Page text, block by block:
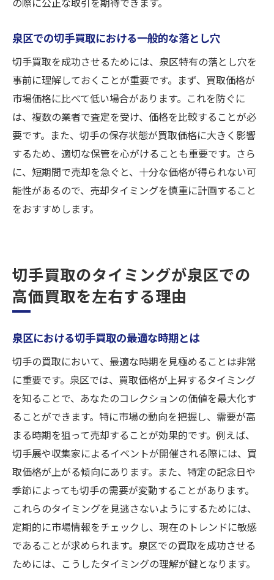
泉区での切手買取における一般的な落とし穴
切手買取を成功させるためには、泉区特有の落とし穴を
事前に理解しておくことが重要です。まず、買取価格が
市場価格に比べて低い場合があります。これを防ぐに
は、複数の業者で査定を受け、価格を比較することが必
要です。また、切手の保存状態が買取価格に大きく影響
するため、適切な保管を心がけることも重要です。さら
に、短期間で売却を急ぐと、十分な価格が得られない可
能性があるので、売却タイミングを慎重に計画すること
をおすすめします。
切手買取のタイミングが泉区での
高価買取を左右する理由
泉区における切手買取の最適な時期とは
切手の買取において、最適な時期を見極めることは非常
に重要です。泉区では、買取価格が上昇するタイミング
を知ることで、あなたのコレクションの価値を最大化す
ることができます。特に市場の動向を把握し、需要が高
まる時期を狙って売却することが効果的です。例えば、
切手展や収集家によるイベントが開催される際には、買
取価格が上がる傾向にあります。また、特定の記念日や
季節によっても切手の需要が変動することがあります。
これらのタイミングを見逃さないようにするためには、
定期的に市場情報をチェックし、現在のトレンドに敏感
であることが求められます。泉区での買取を成功させる
ためには、こうしたタイミングの理解が鍵となります。